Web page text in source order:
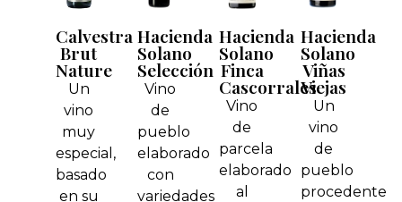
Calvestra
Brut
Nature
Un
vino
muy
especial,
basado
en su
Hacienda
Solano
Selección
Vino
de
pueblo
elaborado
con
variedades
Hacienda
Solano
Finca
Cascorrales
Vino
de
parcela
elaborado
al
Hacienda
Solano
Viñas
Viejas
Un
vino
de
pueblo
procedente